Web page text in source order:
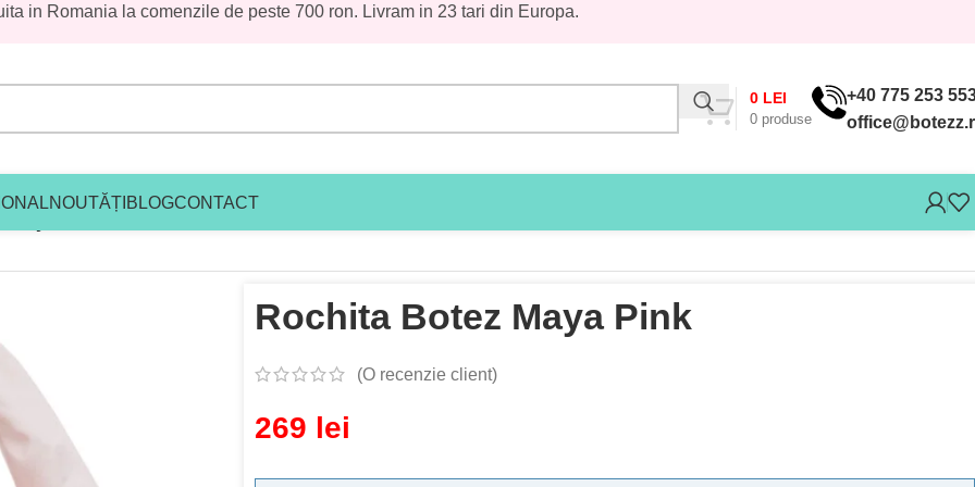
in Romania la comenzile de peste 700 ron. Livram in 23 tari din Europa.
0 produse
0 LEI
+40 775 253
NOUTĂȚI BLOGCONTACT
Rochita Botez Maya Pink
(O recenzie client)
269 lei